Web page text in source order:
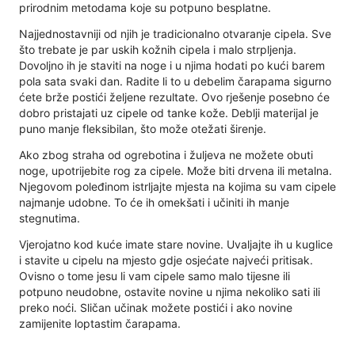
prirodnim metodama koje su potpuno besplatne.
Najjednostavniji od njih je tradicionalno otvaranje cipela. Sve
što trebate je par uskih kožnih cipela i malo strpljenja.
Dovoljno ih je staviti na noge i u njima hodati po kući barem
pola sata svaki dan. Radite li to u debelim čarapama sigurno
ćete brže postići željene rezultate. Ovo rješenje posebno će
dobro pristajati uz cipele od tanke kože. Deblji materijal je
puno manje fleksibilan, što može otežati širenje.
Ako zbog straha od ogrebotina i žuljeva ne možete obuti
noge, upotrijebite rog za cipele. Može biti drvena ili metalna.
Njegovom poleđinom istrljajte mjesta na kojima su vam cipele
najmanje udobne. To će ih omekšati i učiniti ih manje
stegnutima.
Vjerojatno kod kuće imate stare novine. Uvaljajte ih u kuglice
i stavite u cipelu na mjesto gdje osjećate najveći pritisak.
Ovisno o tome jesu li vam cipele samo malo tijesne ili
potpuno neudobne, ostavite novine u njima nekoliko sati ili
preko noći. Sličan učinak možete postići i ako novine
zamijenite loptastim čarapama.